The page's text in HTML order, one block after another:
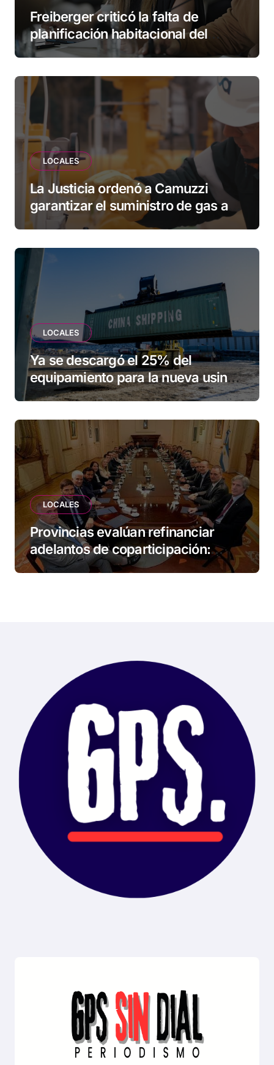
Freiberger criticó la falta de
planificación habitacional del
Municipio: “Vuoto deja afuera a
esperando”
LOCALES
La Justicia ordenó a Camuzzi
garantizar el suministro de gas a
una familia de Tolhuin
LOCALES
Ya se descargó el 25% del
equipamiento para la nueva usina
de Ushuaia
LOCALES
Provincias evalúan refinanciar
adelantos de coparticipación:
Tierra del Fuego, entre las